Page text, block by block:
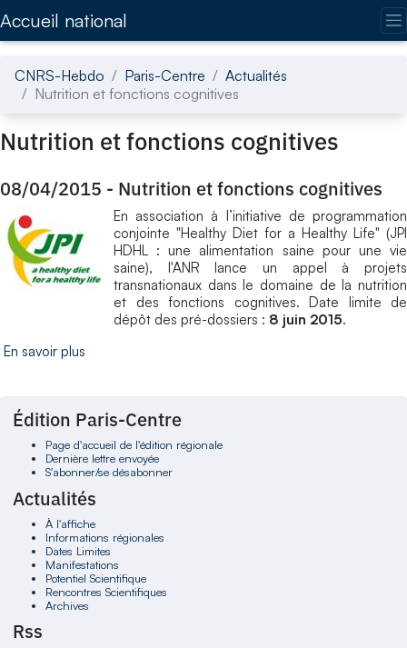
Accueil national
CNRS-Hebdo Paris-Centre
Actualités
Nutrition et fonctions cognitives
Nutrition et fonctions cognitives
08/04/2015 - Nutrition et fonctions cognitives
En association à l’initiative de programmation
conjointe "Healthy Diet for a Healthy Life" (JPI
HDHL : une alimentation saine pour une vie
saine), l'ANR lance un appel à projets
transnationaux dans le domaine de la nutrition
et des fonctions cognitives. Date limite de
dépôt des pré-dossiers : 8 juin 2015.
En savoir plus
Édition Paris-Centre
Page d'accueil de l'édition régionale
Dernière lettre envoyée
S'abonner/se désabonner
Actualités
À l'affiche
Informations régionales
Dates Limites
Manifestations
Potentiel Scientifique
Rencontres Scientifiques
Archives
Rss